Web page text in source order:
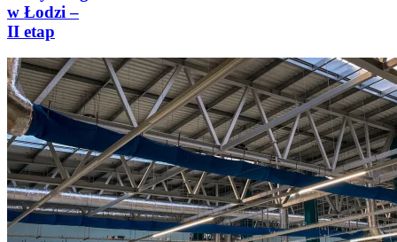
w Łodzi –
II etap